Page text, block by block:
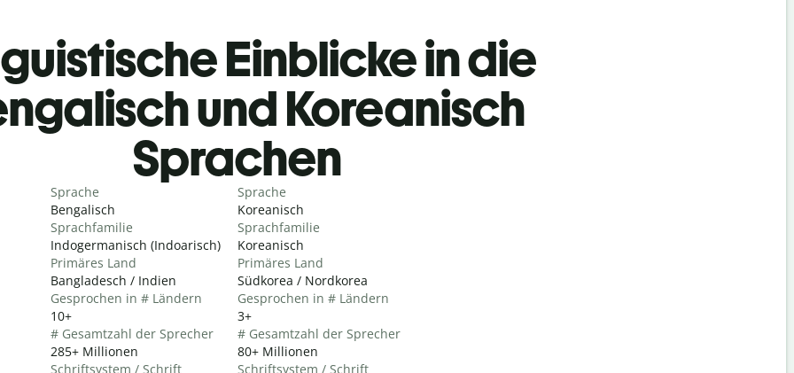
Einblicke in die
und Koreanisch
Sprachen
Sprache
Bengalisch
Sprachfamilie
Indogermanisch (Indoarisch)
Primäres Land
Bangladesch / Indien
Gesprochen in # Ländern
10+
# Gesamtzahl der Sprecher
285+ Millionen
Schriftsystem / Schrift
Sprache
Koreanisch
Sprachfamilie
Koreanisch
Primäres Land
Südkorea / Nordkorea
Gesprochen in # Ländern
3+
# Gesamtzahl der Sprecher
80+ Millionen
Schriftsystem / Schrift